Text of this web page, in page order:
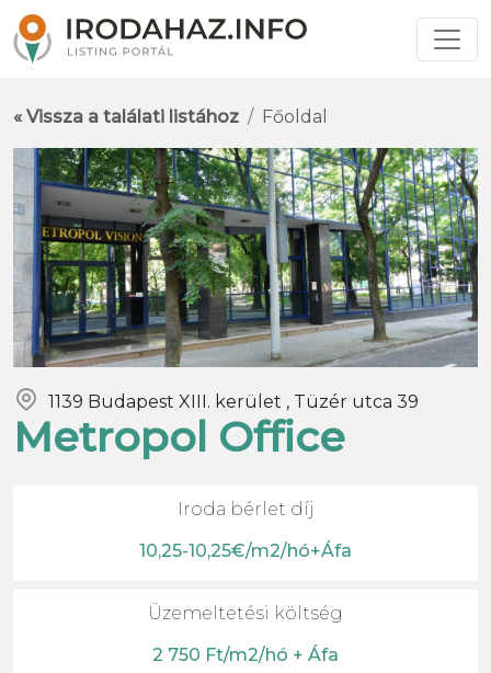
« Vissza a találati listához Főoldal
1139 Budapest XIII. kerület , Tüzér utca 39
Metropol Office
Iroda bérlet díj
10,25-10,25€/m2/hó+Áfa
Üzemeltetési költség
2 750 Ft/m2/hó + Áfa